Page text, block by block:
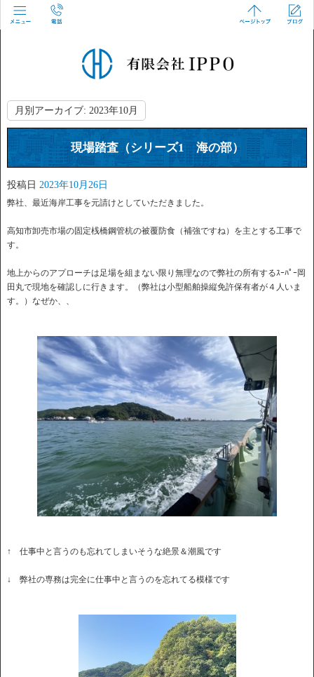
月別アーカイブ: 2023年10月
現場踏査（シリーズ1 海の部）
投稿日 2023年10月26日
弊社、最近海岸工事を元請けとしていただきました。
高知市卸売市場の固定桟橋鋼管杭の被覆防食（補強ですね）を主とする工事で
す。
地上からのアプローチは足場を組まない限り無理なので弊社の所有するｽｰﾊﾟｰ岡
田丸で現地を確認しに行きます。（弊社は小型船舶操縦免許保有者が４人いま
す。）なぜか、、
↑ 仕事中と言うのも忘れてしまいそうな絶景＆潮風です
↓ 弊社の専務は完全に仕事中と言うのを忘れてる模様です